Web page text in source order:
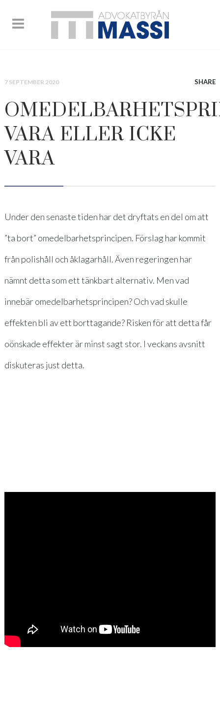
7 SEPTEMBER 2020 SHARE
VARA ELLER ICKE
VARA
Under den senaste tiden har det dryftats en del om att
”ta bort” omedelbarhetsprincipen. Förslag har kommit
från polishåll och åklagarhåll. Även regeringen har
nämnt detta som ett tänkbart alternativ. Men vad
innebär omedelbarhetsprincipen? Och vad skulle
effekten bli av ett borttagande? Risken för att detta får
oönskade effekter är minst sagt stor. I veckans avsnitt
diskuteras just detta.